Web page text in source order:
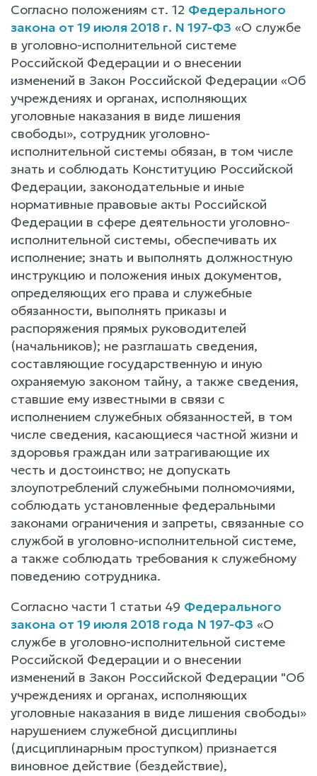
Согласно положениям ст. 12 Федерального
закона от 19 июля 2018 г. N 197-ФЗ «О службе
в уголовно-исполнительной системе
Российской Федерации и о внесении
изменений в Закон Российской Федерации «Об
учреждениях и органах, исполняющих
уголовные наказания в виде лишения
свободы», сотрудник уголовно-
исполнительной системы обязан, в том числе
знать и соблюдать Конституцию Российской
Федерации, законодательные и иные
нормативные правовые акты Российской
Федерации в сфере деятельности уголовно-
исполнительной системы, обеспечивать их
исполнение; знать и выполнять должностную
инструкцию и положения иных документов,
определяющих его права и служебные
обязанности, выполнять приказы и
распоряжения прямых руководителей
(начальников); не разглашать сведения,
составляющие государственную и иную
охраняемую законом тайну, а также сведения,
ставшие ему известными в связи с
исполнением служебных обязанностей, в том
числе сведения, касающиеся частной жизни и
здоровья граждан или затрагивающие их
честь и достоинство; не допускать
злоупотреблений служебными полномочиями,
соблюдать установленные федеральными
законами ограничения и запреты, связанные со
службой в уголовно-исполнительной системе,
а также соблюдать требования к служебному
поведению сотрудника.
Согласно части 1 статьи 49 Федерального
закона от 19 июля 2018 года N 197-ФЗ «О
службе в уголовно-исполнительной системе
Российской Федерации и о внесении
изменений в Закон Российской Федерации "Об
учреждениях и органах, исполняющих
уголовные наказания в виде лишения свободы»
нарушением служебной дисциплины
(дисциплинарным проступком) признается
виновное действие (бездействие),